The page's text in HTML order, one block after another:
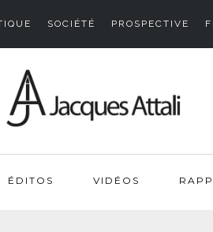
SOCIÉTÉ PROSPECTIVE
ÉDITOS VIDÉOS